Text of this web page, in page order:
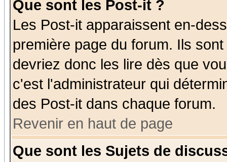
Que sont les Post-it ?
Les Post-it apparaissent en-
première page du forum. Ils
devriez donc les lire dès que
c'est l'administrateur qui
des Post-it dans chaque forum.
Revenir en haut de page
Que sont les Sujets de